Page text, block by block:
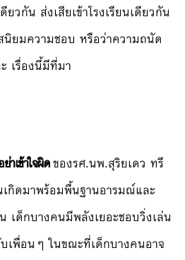
วกัน ส่งเสียเข้าโรงเรียนเดียวกัน
ยมความชอบ หรือว่าความถนัด
เรื่องนี้มีที่มา
าเข้าใจผิดของรศ.นพ.สุริยเดว ทรี
กิดมาพร้อมพื้นฐานอารมณ์และ
เด็กบางคนมีพลังเยอะชอบวิ่งเล่น
เพื่อนๆ ในขณะที่เด็กบางคนอาจ